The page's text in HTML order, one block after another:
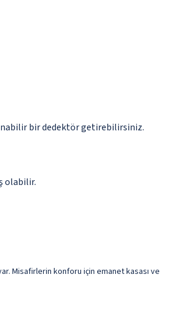
bir dedektör getirebilirsiniz.
olabilir.
Misafirlerin konforu için emanet kasası ve